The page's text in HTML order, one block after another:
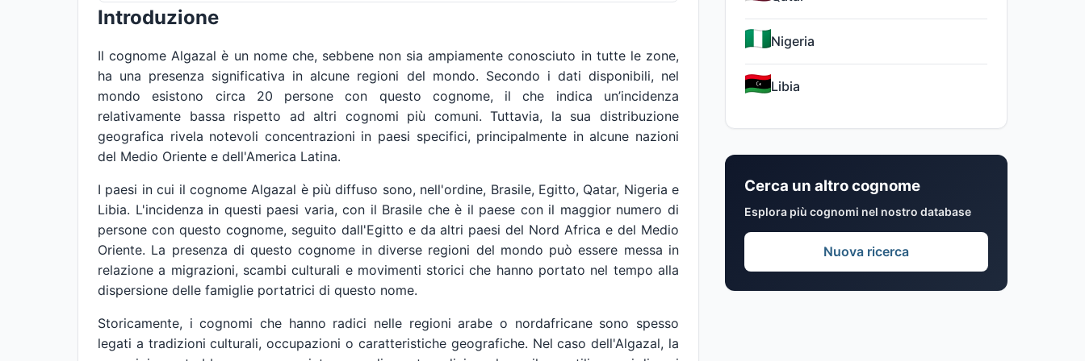
Introduzione
Il cognome Algazal è un nome che, sebbene non sia ampiamente conosciuto in tutte le zone,
ha una presenza significativa in alcune regioni del mondo. Secondo i dati disponibili, nel
mondo esistono circa 20 persone con questo cognome, il che indica un’incidenza
relativamente bassa rispetto ad altri cognomi più comuni. Tuttavia, la sua distribuzione
geografica rivela notevoli concentrazioni in paesi specifici, principalmente in alcune nazioni
del Medio Oriente e dell'America Latina.
I paesi in cui il cognome Algazal è più diffuso sono, nell'ordine, Brasile, Egitto, Qatar, Nigeria e
Libia. L'incidenza in questi paesi varia, con il Brasile che è il paese con il maggior numero di
persone con questo cognome, seguito dall'Egitto e da altri paesi del Nord Africa e del Medio
Oriente. La presenza di questo cognome in diverse regioni del mondo può essere messa in
relazione a migrazioni, scambi culturali e movimenti storici che hanno portato nel tempo alla
dispersione delle famiglie portatrici di questo nome.
Storicamente, i cognomi che hanno radici nelle regioni arabe o nordafricane sono spesso
legati a tradizioni culturali, occupazioni o caratteristiche geografiche. Nel caso dell'Algazal, la
Nigeria
Libia
Cerca un altro cognome
Esplora più cognomi nel nostro database
Nuova ricerca